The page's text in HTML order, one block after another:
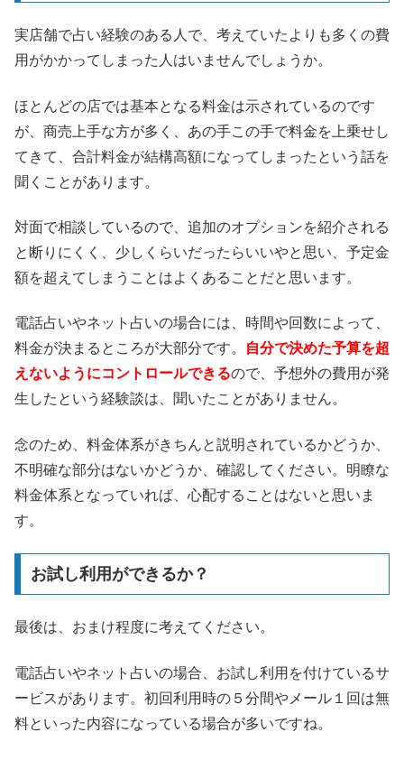
実店舗で占い経験のある人で、考えていたよりも多くの費
用がかかってしまった人はいませんでしょうか。
ほとんどの店では基本となる料金は示されているのです
が、商売上手な方が多く、あの手この手で料金を上乗せし
てきて、合計料金が結構高額になってしまったという話を
聞くことがあります。
対面で相談しているので、追加のオプションを紹介される
と断りにくく、少しくらいだったらいいやと思い、予定金
額を超えてしまうことはよくあることだと思います。
電話占いやネット占いの場合には、時間や回数によって、
料金が決まるところが大部分です。
自分で決めた予算を超
えないようにコントロールできるので、予想外の費用が発
生したという経験談は、聞いたことがありません。
念のため、料金体系がきちんと説明されているかどうか、
不明確な部分はないかどうか、確認してください。明瞭な
料金体系となっていれば、心配することはないと思いま
す。
お試し利用ができるか？
最後は、おまけ程度に考えてください。
電話占いやネット占いの場合、お試し利用を付けているサ
ービスがあります。初回利用時の５分間やメール１回は無
料といった内容になっている場合が多いですね。